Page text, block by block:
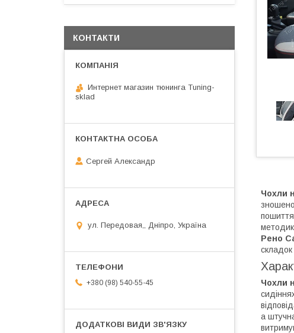
Чохли
Рено
складок
Чохли
а
КОНТАКТИ
Интернет магазин тюнинга Tuning-
sklad
Сергей Александр
ул. Передовая,, Дніпро, Україна
+380 (98) 540-55-45